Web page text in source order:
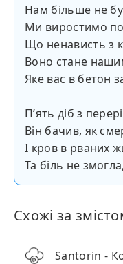
Нам більше не
Ми виростимо
Що ненависть з
Воно стане
Яке вас в бетон
Пʼять діб з
Він бачив, як
І кров в рваних
Та біль не
Схожі за